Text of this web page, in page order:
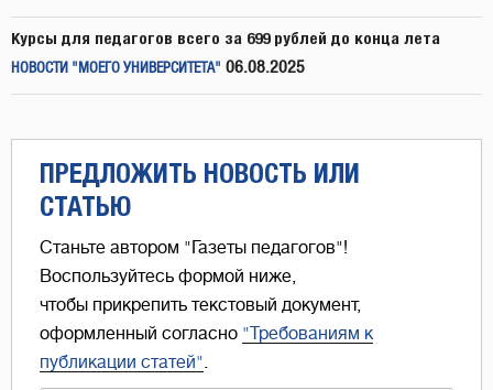
Курсы для педагогов всего за 699 рублей до конца лета
НОВОСТИ "МОЕГО УНИВЕРСИТЕТА" 06.08.2025
ПРЕДЛОЖИТЬ НОВОСТЬ ИЛИ
СТАТЬЮ
Станьте автором "Газеты педагогов"!
Воспользуйтесь формой ниже,
чтобы прикрепить текстовый документ,
оформленный согласно "Требованиям к
публикации статей".